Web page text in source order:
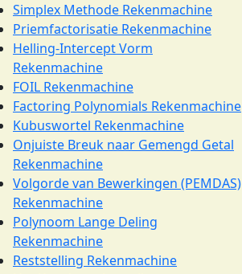
Simplex Methode Rekenmachine
Priemfactorisatie Rekenmachine
Helling-Intercept Vorm
Rekenmachine
FOIL Rekenmachine
Factoring Polynomials Rekenmachine
Kubuswortel Rekenmachine
Onjuiste Breuk naar Gemengd Getal
Rekenmachine
Volgorde van Bewerkingen (PEMDAS)
Rekenmachine
Polynoom Lange Deling
Rekenmachine
Reststelling Rekenmachine